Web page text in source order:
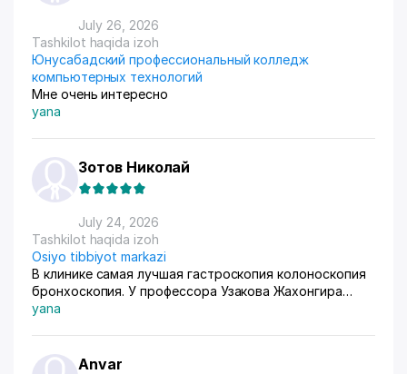
очень помогает все контролировать, да и удобное
само по себе
July 26, 2026
Tashkilot haqida izoh
Юнусабадский профессиональный колледж
компьютерных технологий
Мне очень интересно
yana
Зотов Николай
July 24, 2026
Tashkilot haqida izoh
Osiyo tibbiyot markazi
В клинике самая лучшая гастроскопия колоноскопия
бронхоскопия. У профессора Узакова Жахонгира
Низамовича.
yana
Anvar